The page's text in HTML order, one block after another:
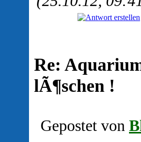
Re:
lÃ¶schen !
Gepostet von